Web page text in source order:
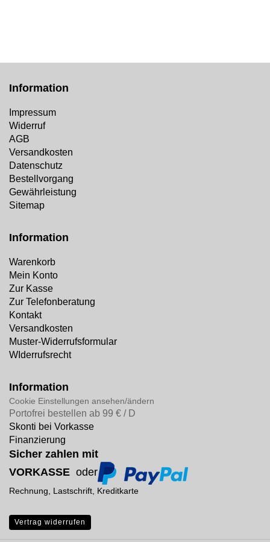
Information
Impressum
Widerruf
AGB
Versandkosten
Datenschutz
Bestellvorgang
Gewährleistung
Sitemap
Information
Warenkorb
Mein Konto
Zur Kasse
Zur Telefonberatung
Kontakt
Versandkosten
Muster-Widerrufsformular
WIderrufsrecht
Information
Cookie Einstellungen ansehen/ändern
Portofrei bestellen ab 99 € / D
Skonti bei Vorkasse
Finanzierung
Sicher zahlen mit
VORKASSE oder
Rechnung, Lastschrift, Kreditkarte
Vertrag widerrufen